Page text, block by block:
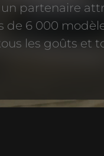
partenaire
de 6 000
les goûts et